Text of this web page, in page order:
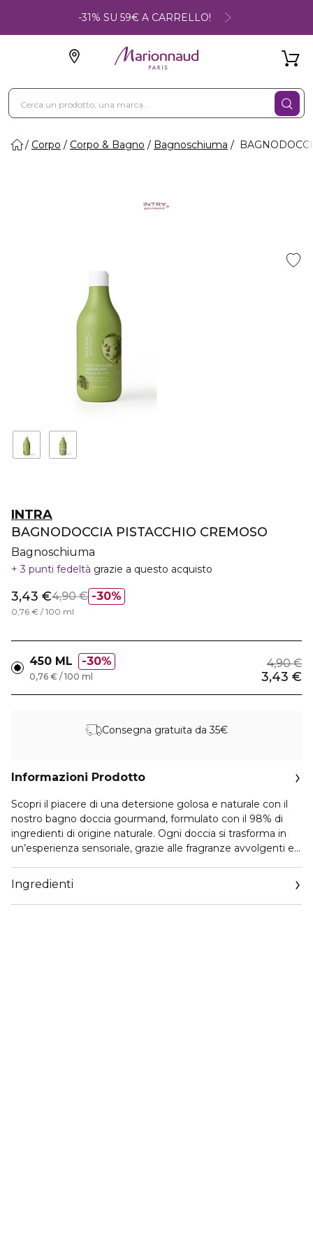
-31% SU 59€ A CARRELLO!
Corpo Corpo & Bagno Bagnoschiuma
INTRA
BAGNODOCCIA PISTACCHIO CREMOSO
Bagnoschiuma
3 punti fedeltà grazie a questo acquisto
30%
3,43 €4,90 €
0,76 € / 100 ml
450 ML 30% 4,90 €
3,43 €
0,76 € / 100 ml
Consegna gratuita da 35€
Informazioni Prodotto
Scopri il piacere di una detersione golosa e naturale con il
nostro bagno doccia gourmand, formulato con il 98% di
ingredienti di origine naturale. Ogni doccia si trasforma in
un’esperienza sensoriale, grazie alle fragranze avvolgenti e
texture avvolgente, delicata e cremosa al profumo di
Pistacchio cremoso.
Scopri le 6 profumazioni dei Bagno Doccia Intra Gourmand
Ingredienti